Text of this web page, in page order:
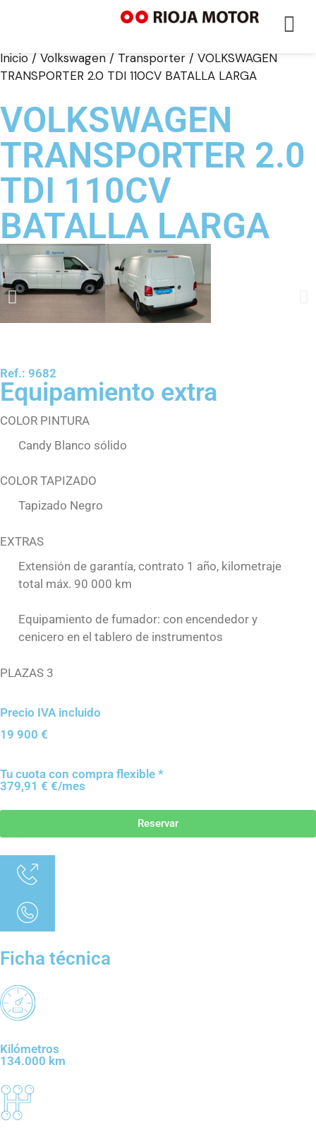
Inicio / Volkswagen / Transporter / VOLKSWAGEN
TRANSPORTER 2.0 TDI 110CV BATALLA LARGA
VOLKSWAGEN
TRANSPORTER 2.0
TDI 110CV
BATALLA LARGA
Ref.: 9682
Equipamiento extra
COLOR PINTURA
Candy Blanco sólido
COLOR TAPIZADO
Tapizado Negro
EXTRAS
Extensión de garantía, contrato 1 año, kilometraje
total máx. 90 000 km
Equipamiento de fumador: con encendedor y
cenicero en el tablero de instrumentos
PLAZAS 3
Precio IVA incluido
19 900 €
Tu cuota con compra flexible *
379,91 € €/mes
Reservar
Ficha técnica
Kilómetros
134.000 km